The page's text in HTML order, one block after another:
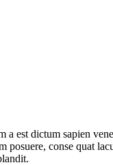
est dictum sapien
conse quat